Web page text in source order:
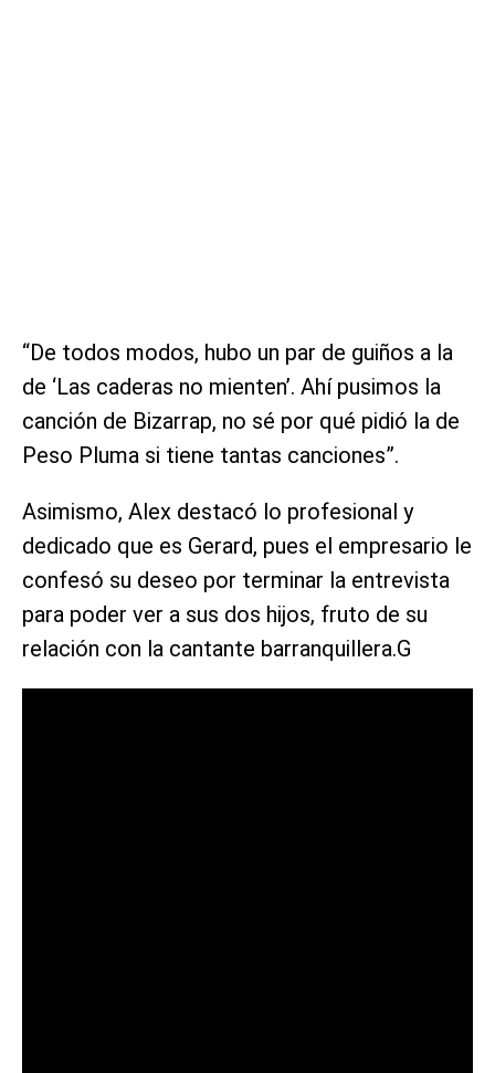
“De todos modos, hubo un par de guiños a la
de ‘Las caderas no mienten’. Ahí pusimos la
canción de Bizarrap, no sé por qué pidió la de
Peso Pluma si tiene tantas canciones”.
Asimismo, Alex destacó lo profesional y
dedicado que es Gerard, pues el empresario le
confesó su deseo por terminar la entrevista
para poder ver a sus dos hijos, fruto de su
relación con la cantante barranquillera.G